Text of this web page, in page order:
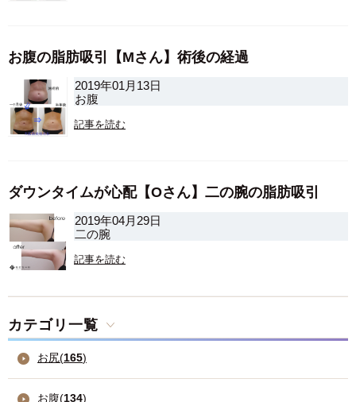
お腹の脂肪吸引【Mさん】術後の経過
2019年01月13日
お腹
記事を読む
ダウンタイムが心配【Oさん】二の腕の脂肪吸引
2019年04月29日
二の腕
記事を読む
カテゴリ一覧
お尻(165)
お腹(134)